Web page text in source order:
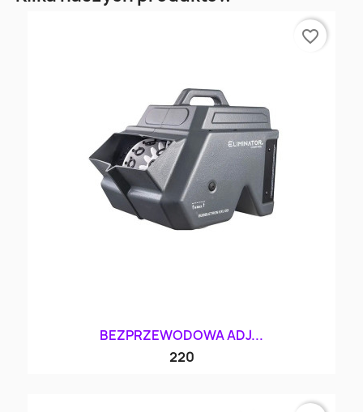
BEZPRZEWODOWA ADJ...
220
favorite_border